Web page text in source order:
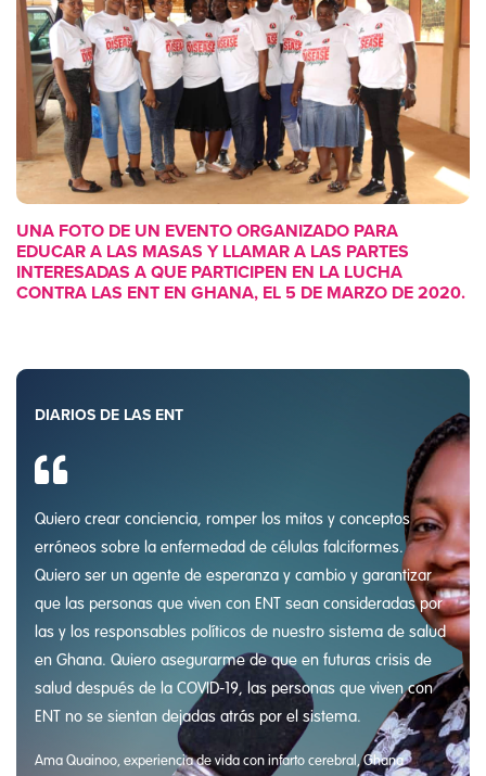
UNA FOTO DE UN EVENTO ORGANIZADO PARA
EDUCAR A LAS MASAS Y LLAMAR A LAS PARTES
INTERESADAS A QUE PARTICIPEN EN LA LUCHA
CONTRA LAS ENT EN GHANA, EL 5 DE MARZO DE 2020.
DIARIOS DE LAS ENT
Quiero crear conciencia, romper los mitos y conceptos
erróneos sobre la enfermedad de células falciformes.
Quiero ser un agente de esperanza y cambio y garantizar
que las personas que viven con ENT sean consideradas por
las y los responsables políticos de nuestro sistema de salud
en Ghana. Quiero asegurarme de que en futuras crisis de
salud después de la COVID-19, las personas que viven con
ENT no se sientan dejadas atrás por el sistema.
Ama Quainoo, experiencia de vida con infarto cerebral, Ghana